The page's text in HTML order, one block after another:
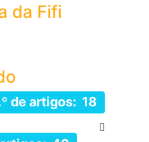
da Fifi
de artigos: 18